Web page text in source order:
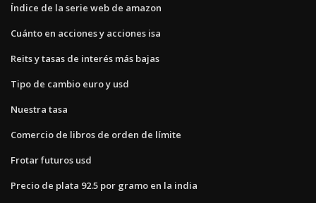
Índice de la serie web de amazon
Cuánto en acciones y acciones isa
Reits y tasas de interés más bajas
Tipo de cambio euro y usd
Nuestra tasa
Comercio de libros de orden de límite
Frotar futuros usd
Precio de plata 92.5 por gramo en la india